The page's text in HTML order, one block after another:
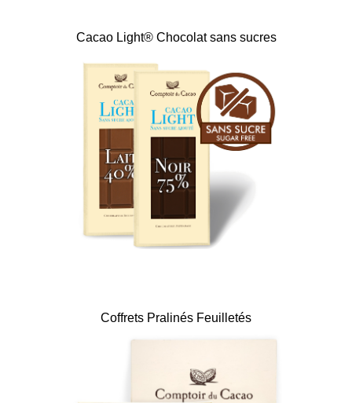
Cacao Light® Chocolat sans sucres
Coffrets Pralinés Feuilletés